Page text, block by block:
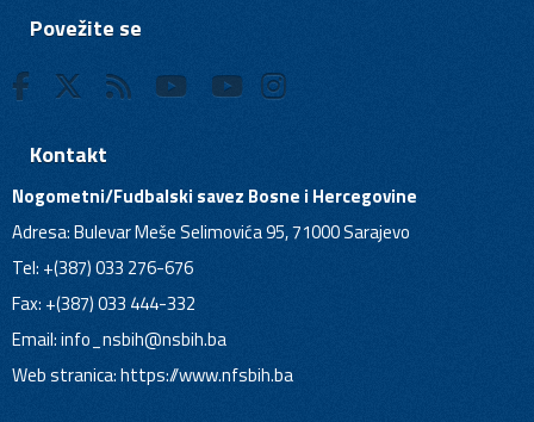
Povežite se
Kontakt
Nogometni/Fudbalski savez Bosne i Hercegovine
Adresa: Bulevar Meše Selimovića 95, 71000 Sarajevo
Tel: +(387) 033 276-676
Fax: +(387) 033 444-332
Email:info_nsbih@nsbih.ba
Web stranica: https://www.nfsbih.ba